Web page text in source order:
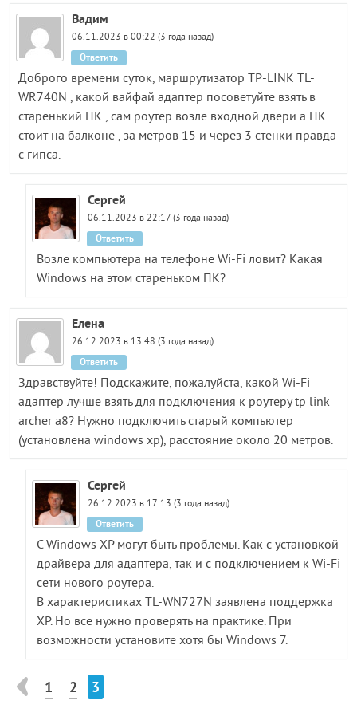
Вадим
06.11.2023 в 00:22 (3 года назад)
Доброго времени суток, маршрутизатор TP-LINK TL-
WR740N , какой вайфай адаптер посоветуйте взять в
старенький ПК , сам роутер возле входной двери а ПК
стоит на балконе , за метров 15 и через 3 стенки правда
с гипса.
Ответить
Сергей
06.11.2023 в 22:17 (3 года назад)
Возле компьютера на телефоне Wi-Fi ловит? Какая
Windows на этом стареньком ПК?
Ответить
Елена
26.12.2023 в 13:48 (3 года назад)
Здравствуйте! Подскажите, пожалуйста, какой Wi-Fi
адаптер лучше взять для подключения к роутеру tp link
archer a8? Нужно подключить старый компьютер
(установлена windows xp), расстояние около 20 метров.
Ответить
Сергей
26.12.2023 в 17:13 (3 года назад)
С Windows XP могут быть проблемы. Как с установкой
драйвера для адаптера, так и с подключением к Wi-Fi
сети нового роутера.
В характеристиках TL-WN727N заявлена поддержка
XP. Но все нужно проверять на практике. При
возможности установите хотя бы Windows 7.
Ответить
1 2 3